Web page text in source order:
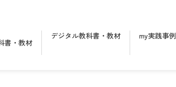
書・教材
デジタル教科書・教材 my実践事例